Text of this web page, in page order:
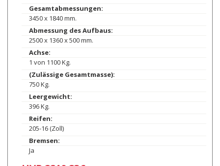
Gesamtabmessungen:
3450 x 1840 mm.
Abmessung des Aufbaus:
2500 x 1360 x 500 mm.
Achse:
1 von 1100 Kg.
(Zulässige Gesamtmasse):
750 Kg.
Leergewicht:
396 Kg.
Reifen:
205-16 (Zoll)
Bremsen:
Ja